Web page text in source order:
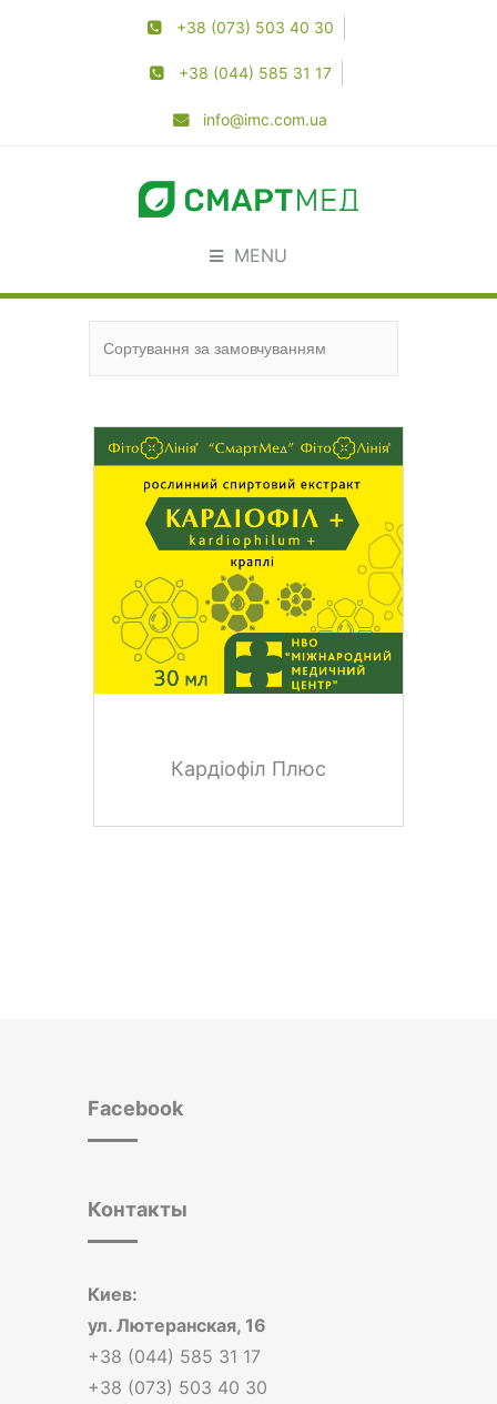
+38 (073) 503 40 30
+38 (044) 585 31 17
info@imc.com.ua
MENU
Кардіофіл Плюс
Facebook
Контакты
Киев:
ул. Лютеранская, 16
+38 (044) 585 31 17
+38 (073) 503 40 30